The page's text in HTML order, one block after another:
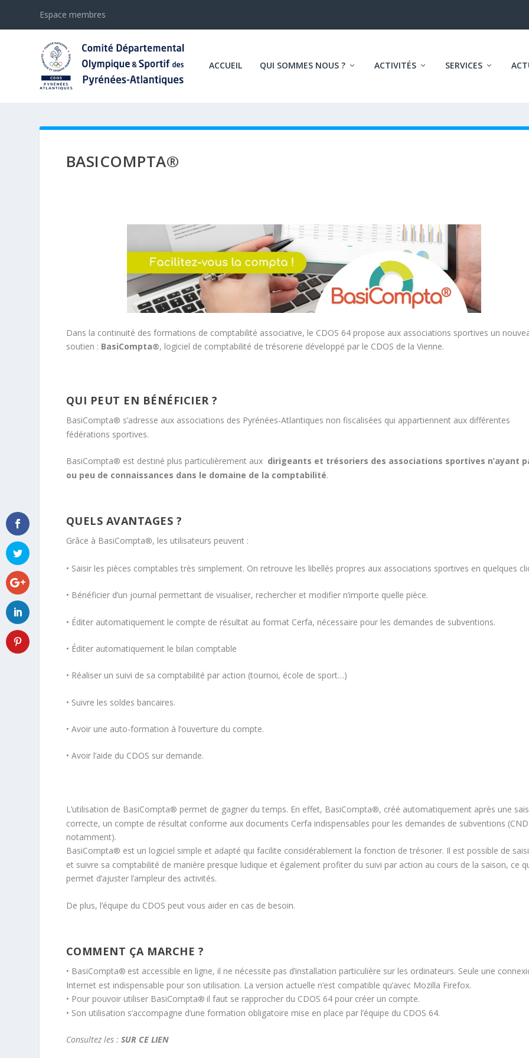
Espace membres
ACCUEIL QUI SOMMES NOUS ? ACTIVITÉS SERVICES
BASICOMPTA®
Dans la continuité des formations de comptabilité associative, le CDOS 64 propose aux associations sportives un
soutien : BasiCompta®, logiciel de comptabilité de trésorerie développé par le CDOS de la Vienne.
QUI PEUT EN BÉNÉFICIER ?
BasiCompta® s’adresse aux associations des Pyrénées-Atlantiques non fiscalisées qui appartiennent aux différentes
fédérations sportives.
BasiCompta® est destiné plus particulièrement aux dirigeants et trésoriers des associations sportives n’ayant
ou peu de connaissances dans le domaine de la comptabilité.
QUELS AVANTAGES ?
Grâce à BasiCompta®, les utilisateurs peuvent :
• Saisir les pièces comptables très simplement. On retrouve les libellés propres aux associations sportives en quelques
• Bénéficier d’un journal permettant de visualiser, rechercher et modifier n’importe quelle pièce.
• Éditer automatiquement le compte de résultat au format Cerfa, nécessaire pour les demandes de subventions.
• Éditer automatiquement le bilan comptable
• Réaliser un suivi de sa comptabilité par action (tournoi, école de sport…)
• Suivre les soldes bancaires.
• Avoir une auto-formation à l’ouverture du compte.
• Avoir l’aide du CDOS sur demande.
L’utilisation de BasiCompta® permet de gagner du temps. En effet, BasiCompta®, créé automatiquement après une
correcte, un compte de résultat conforme aux documents Cerfa indispensables pour les demandes de subventions
notamment).
BasiCompta® est un logiciel simple et adapté qui facilite considérablement la fonction de trésorier. Il est possible de
et suivre sa comptabilité de manière presque ludique et également profiter du suivi par action au cours de la saison, ce
permet d’ajuster l’ampleur des activités.
De plus, l’équipe du CDOS peut vous aider en cas de besoin.
COMMENT ÇA MARCHE ?
• BasiCompta® est accessible en ligne, il ne nécessite pas d’installation particulière sur les ordinateurs. Seule une
Internet est indispensable pour son utilisation. La version actuelle n’est compatible qu’avec Mozilla Firefox.
• Pour pouvoir utiliser BasiCompta® il faut se rapprocher du CDOS 64 pour créer un compte.
• Son utilisation s’accompagne d’une formation obligatoire mise en place par l’équipe du CDOS 64.
Consultez les : SUR CE LIEN